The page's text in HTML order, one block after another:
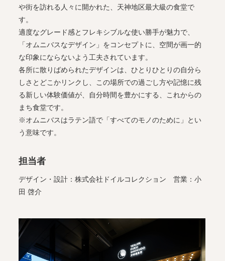
や街を訪れる人々に開かれた、天神地区最大級の食堂で
す。
適度なグレード感とフレキシブルな使い勝手が魅力で、
「オムニバスなデザイン」をコンセプトに、空間が画一的
な印象にならないよう工夫されています。
各所に散りばめられたデザインは、ひとりひとりの自分ら
しさとどこかリンクし、この場所での過ごし方や記憶に残
る新しい体験価値が、自分時間を豊かにする、これからの
まち食堂です。
※オムニバスはラテン語で「すべてのモノのために」とい
う意味です。
担当者
デザイン・設計：株式会社ドイルコレクション 営業：小
田 啓介